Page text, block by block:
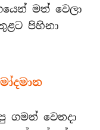
මත් වෙලා
පිහිනා
ගමන් වෙනදා